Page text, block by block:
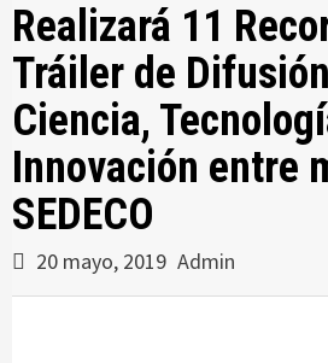
Realizará 11
Tráiler de
Ciencia,
Innovación entre
SEDECO
20 mayo, 2019 Admin